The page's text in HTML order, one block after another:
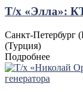
Т/х «Элла»:
Санкт-Петербург
(Турция)
Подробнее